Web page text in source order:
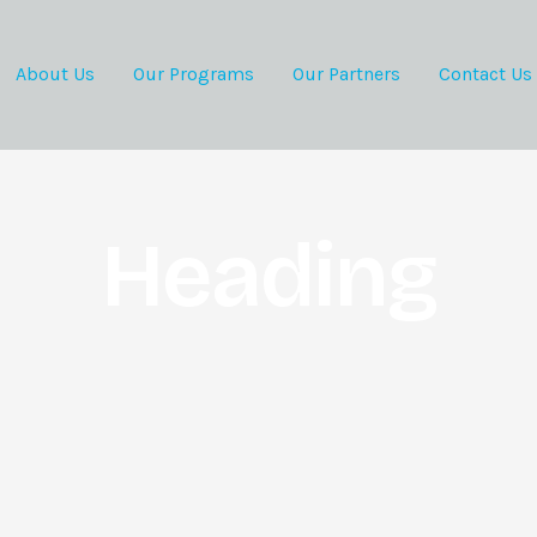
About Us Our Programs Our Partners Contact Us